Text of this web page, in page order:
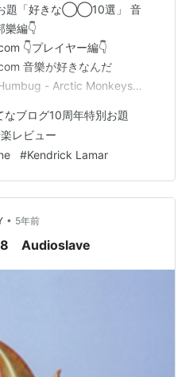
題「好きな◯◯10選」 音
樂編👇
👇プレイヤー編👇
音樂が好きなんだ
- Arctic Monkeys
- John Coltrane To Pimp A
The Mix - KRAFTWERK
Against The Machine - Ra…
なブログ10周年特別お題
レビュー
#Kendrick Lamar
• 5年前
Audioslave